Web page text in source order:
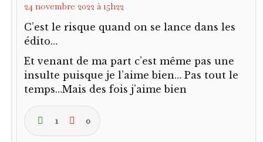
24 novembre 2022 à 15h22
C’est le risque quand on se lance dans les
édito…
Et venant de ma part c’est même pas une
insulte puisque je l’aime bien… Pas tout le
temps…Mais des fois j’aime bien
1 0